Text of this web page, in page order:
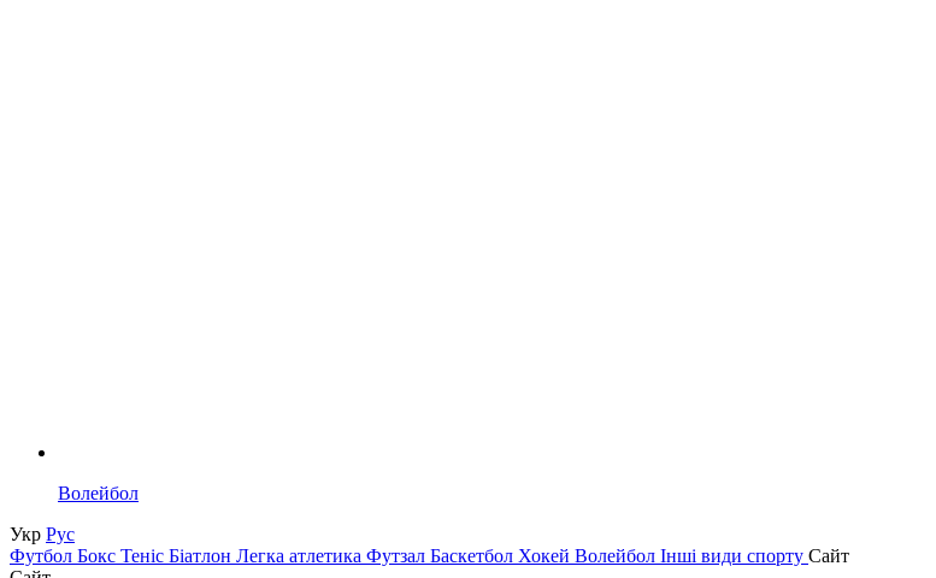
Волейбол
Укр Рус
Футбол Бокс Теніс Біатлон Легка атлетика Футзал Баскетбол Хокей Волейбол Інші види спорту Сайт